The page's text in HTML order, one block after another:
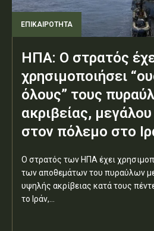
ΕΠΙΚΑΙΡΟΤΗΤΑ
ΗΠΑ: Ο στρατός
χρησιμοποιήσει
όλους” τους
ακριβείας,
στον πόλεμο στο
Ο στρατός των ΗΠΑ έχει
των αποθεμάτων του πυραύλων
υψηλής ακρίβειας κατά τους
το Ιράν,...